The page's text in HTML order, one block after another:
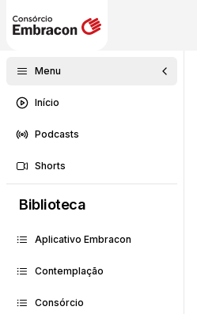
Menu
Início
Podcasts
Shorts
Biblioteca
Aplicativo Embracon
Contemplação
Consórcio